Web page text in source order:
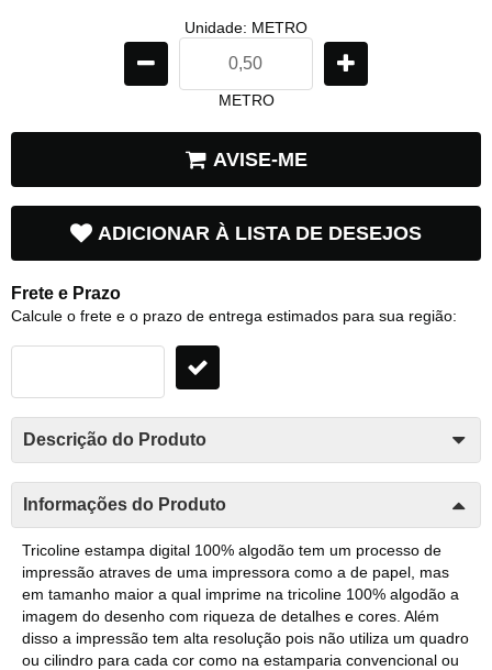
Unidade: METRO
METRO
AVISE-ME
ADICIONAR À LISTA DE DESEJOS
Frete e Prazo
Calcule o frete e o prazo de entrega estimados para sua região:
Descrição do Produto
Informações do Produto
Tricoline estampa digital 100% algodão tem um processo de
impressão atraves de uma impressora como a de papel, mas
em tamanho maior a qual imprime na tricoline 100% algodão a
imagem do desenho com riqueza de detalhes e cores. Além
disso a impressão tem alta resolução pois não utiliza um quadro
ou cilindro para cada cor como na estamparia convencional ou